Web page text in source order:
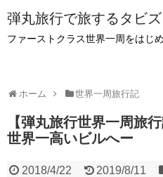
弾丸旅行で旅するタビ
ファーストクラス世界一周をはじ
ホーム 世界一周旅行記
【弾丸旅行世界一周旅
世界一高いビルへー
2018/4/22 2019/8/11